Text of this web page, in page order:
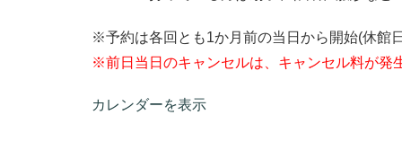
※予約は各回とも1か月前の当日から開始(休館
※前日当日のキャンセルは、キャンセル料が
カレンダーを表示